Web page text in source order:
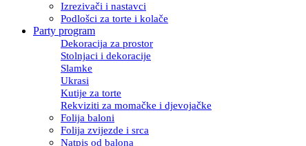
Izrezivači i nastavci
Podlošci za torte i kolače
Party program
Dekoracija za prostor
Stolnjaci i dekoracije
Slamke
Ukrasi
Kutije za torte
Rekviziti za momačke i djevojačke
Folija baloni
Folija zvijezde i srca
Natpis od balona